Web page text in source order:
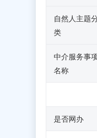
自然人主题
类
中介服务事
名称
是否网办